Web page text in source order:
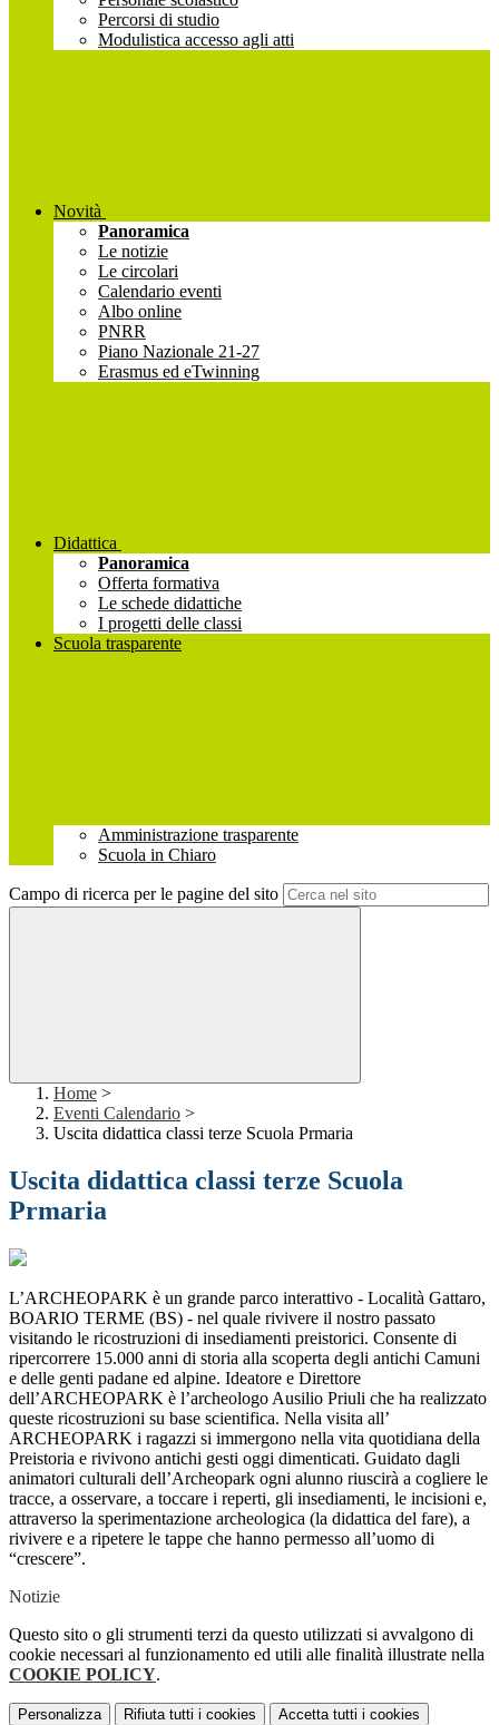
Percorsi di studio
Modulistica accesso agli atti
Novità
Panoramica
Le notizie
Le circolari
Calendario eventi
Albo online
PNRR
Piano Nazionale 21-27
Erasmus ed eTwinning
Didattica
Panoramica
Offerta formativa
Le schede didattiche
I progetti delle classi
Scuola trasparente
Amministrazione trasparente
Scuola in Chiaro
Campo di ricerca per le pagine del sito
Home >
Eventi Calendario >
Uscita didattica classi terze Scuola Prmaria
Uscita didattica classi terze Scuola
Prmaria
L’ARCHEOPARK è un grande parco interattivo - Località Gattaro,
BOARIO TERME (BS) - nel quale rivivere il nostro passato
visitando le ricostruzioni di insediamenti preistorici. Consente di
ripercorrere 15.000 anni di storia alla scoperta degli antichi Camuni
e delle genti padane ed alpine. Ideatore e Direttore
dell’ARCHEOPARK è l’archeologo Ausilio Priuli che ha realizzato
queste ricostruzioni su base scientifica. Nella visita all’
ARCHEOPARK i ragazzi si immergono nella vita quotidiana della
Preistoria e rivivono antichi gesti oggi dimenticati. Guidato dagli
animatori culturali dell’Archeopark ogni alunno riuscirà a cogliere le
tracce, a osservare, a toccare i reperti, gli insediamenti, le incisioni e,
attraverso la sperimentazione archeologica (la didattica del fare), a
rivivere e a ripetere le tappe che hanno permesso all’uomo di
“crescere”.
Notizie
Questo sito o gli strumenti terzi da questo utilizzati si avvalgono di
cookie necessari al funzionamento ed utili alle finalità illustrate nella
COOKIE POLICY.
Personalizza Rifiuta tutti i cookies Accetta tutti i cookies